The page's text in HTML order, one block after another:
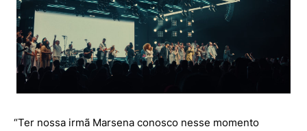
“Ter nossa irmã Marsena conosco nesse momento